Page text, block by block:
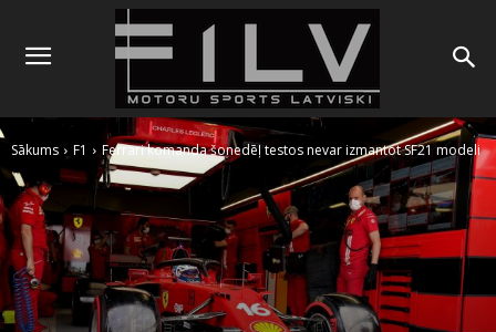
Sākums F1 Ferrari komanda šonedēļ testos nevar izmantot SF21 modeli